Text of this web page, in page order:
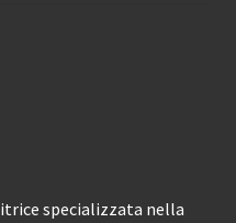
specializzata nella